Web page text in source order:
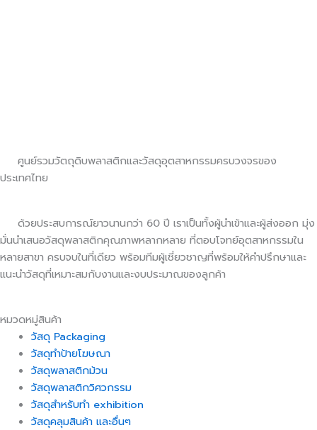
ศูนย์รวมวัตถุดิบพลาสติกและวัสดุอุตสาหกรรมครบวงจรของ
ประเทศไทย
ด้วยประสบการณ์ยาวนานกว่า 60 ปี เราเป็นทั้งผู้นำเข้าและผู้ส่งออก มุ่ง
มั่นนำเสนอวัสดุพลาสติกคุณภาพหลากหลาย ที่ตอบโจทย์อุตสาหกรรมใน
หลายสาขา ครบจบในที่เดียว พร้อมทีมผู้เชี่ยวชาญที่พร้อมให้คำปรึกษาและ
แนะนำวัสดุที่เหมาะสมกับงานและงบประมาณของลูกค้า
หมวดหมู่สินค้า
วัสดุ Packaging
วัสดุทำป้ายโฆษณา
วัสดุพลาสติกม้วน
วัสดุพลาสติกวิศวกรรม
วัสดุสำหรับทำ exhibition
วัสดุคลุมสินค้า และอื่นๆ